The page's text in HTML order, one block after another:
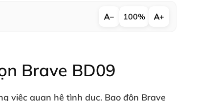
− 100% +
Brave BD09
việc quan hệ tình dục. Bao đôn Brave